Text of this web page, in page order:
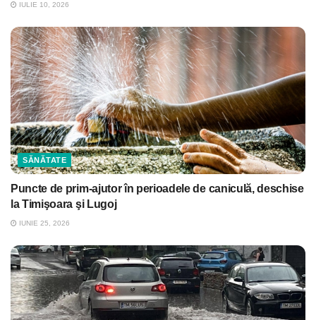
IULIE 10, 2026
SĂNĂTATE
Puncte de prim-ajutor în perioadele de caniculă, deschise
la Timişoara şi Lugoj
IUNIE 25, 2026